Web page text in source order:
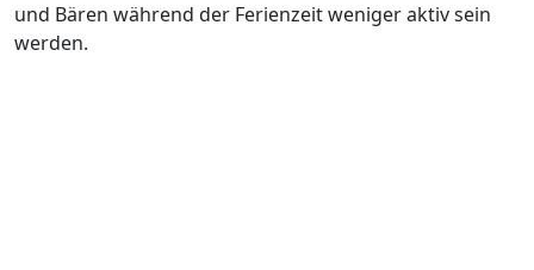
und Bären während der Ferienzeit weniger aktiv sein
werden.